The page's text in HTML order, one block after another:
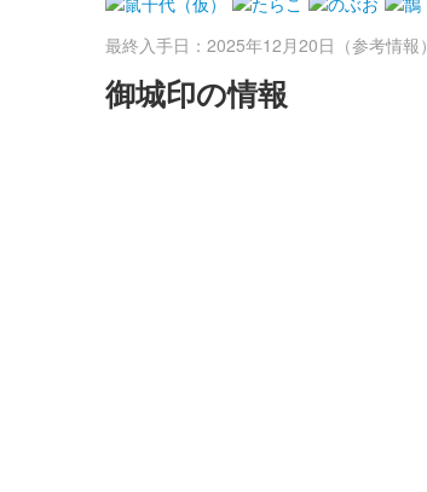
最終入手日：2025年12月20日（参考情報）
御城印の情報